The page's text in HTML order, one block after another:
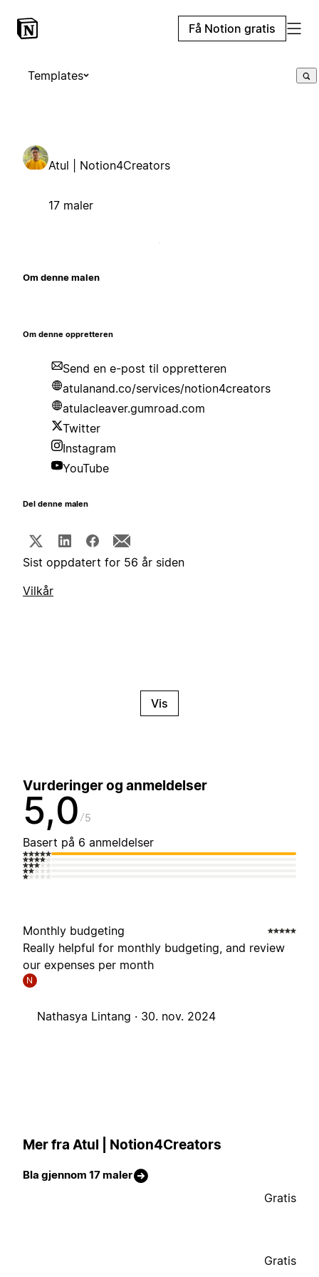
Få Notion gratis
Templates
Atul | Notion4Creators
17 maler
Om denne malen
Om denne oppretteren
Send en e-post til oppretteren
atulanand.co/services/notion4creators
atulacleaver.gumroad.com
Twitter
Instagram
YouTube
Del denne malen
Sist oppdatert for 56 år siden
Vilkår
Vis
Vurderinger og anmeldelser
5,0 5
Basert på 6 anmeldelser
Monthly budgeting
Really helpful for monthly budgeting, and review
our expenses per month
N
Nathasya Lintang · 30. nov. 2024
Mer fra Atul | Notion4Creators
Bla gjennom 17 maler
Gratis
Gratis